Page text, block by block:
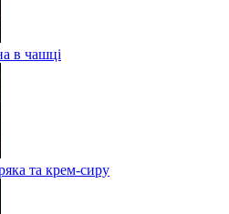
в чашці
та крем-сиру